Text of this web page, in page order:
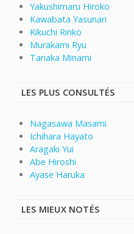
Yakushimaru Hiroko
Kawabata Yasunari
Kikuchi Rinko
Murakami Ryu
Tanaka Minami
LES PLUS CONSULTÉS
Nagasawa Masami
Ichihara Hayato
Aragaki Yui
Abe Hiroshi
Ayase Haruka
LES MIEUX NOTÉS